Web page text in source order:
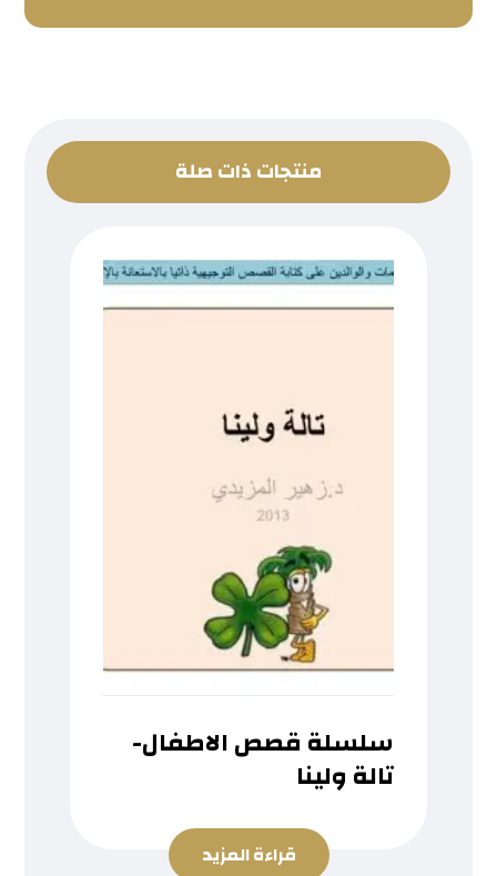
منتجات ذات صلة
سلسلة قصص الاطفال-
تالة ولينا
قراءة المزيد